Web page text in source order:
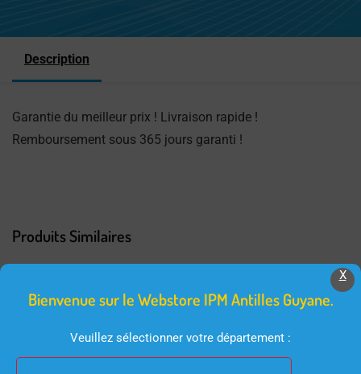
Description
Garantie du meilleur prix ! Livraison rapide !
Remboursement sous 365 jours garanti !
Produits Similaires
X
Bienvenue sur le Webstore IPM Antilles Guyane.
Veuillez sélectionner votre département :